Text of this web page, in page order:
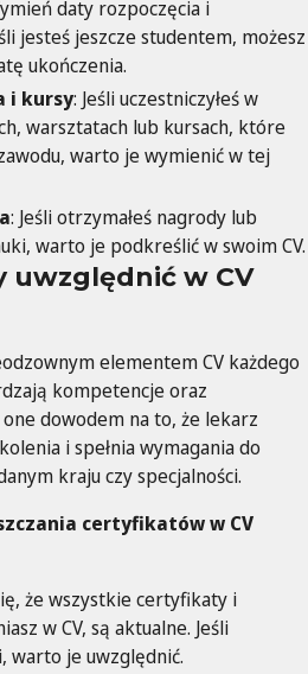
daty rozpoczęcia i
jesteś jeszcze studentem, możesz
ukończenia.
i kursy: Jeśli uczestniczyłeś w
warsztatach lub kursach, które
warto je wymienić w tej
: Jeśli otrzymałeś nagrody lub
warto je podkreślić w swoim CV.
uwzględnić w CV
elementem CV każdego
kompetencje oraz
dowodem na to, że lekarz
i spełnia wymagania do
kraju czy specjalności.
certyfikatów w CV
że wszystkie certyfikaty i
w CV, są aktualne. Jeśli
warto je uwzględnić.